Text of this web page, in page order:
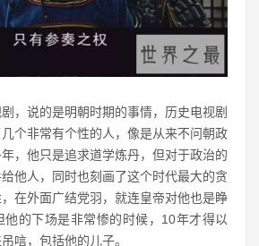
，说的是明朝时期的事情，历史电视剧
个非常有个性的人，像是从来不问朝政
，他只是追求道学炼丹，但对于政治的
他人，同时也刻画了这个时代最大的贪
在外面广结党羽，就连皇帝对他也是睁
他的下场是非常惨的时候，10年才得以
唁，包括他的儿子。